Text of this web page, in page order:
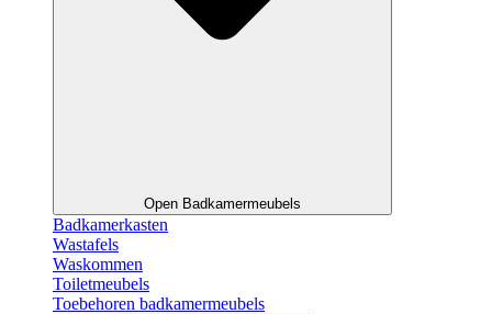
Open Badkamermeubels
Badkamerkasten
Wastafels
Waskommen
Toiletmeubels
Toebehoren badkamermeubels